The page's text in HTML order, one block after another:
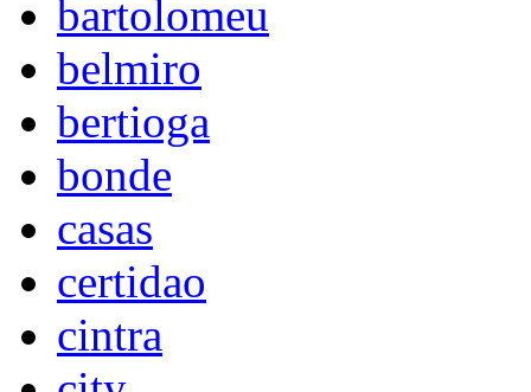
bartolomeu
belmiro
bertioga
bonde
casas
certidao
cintra